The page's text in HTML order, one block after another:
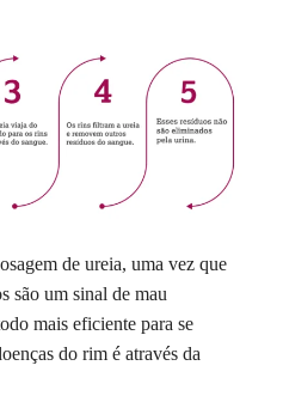
de ureia, uma vez que
são um sinal de mau
mais eficiente para se
do rim é através da